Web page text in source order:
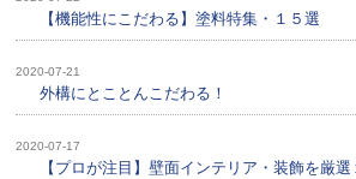
【機能性にこだわる】塗料特集・１５選
2020-07-21
外構にとことんこだわる！
2020-07-17
【プロが注目】壁面インテリア・装飾を厳選